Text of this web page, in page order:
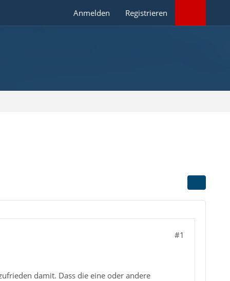
Anmelden Registrieren
#1
damit. Dass die eine oder andere